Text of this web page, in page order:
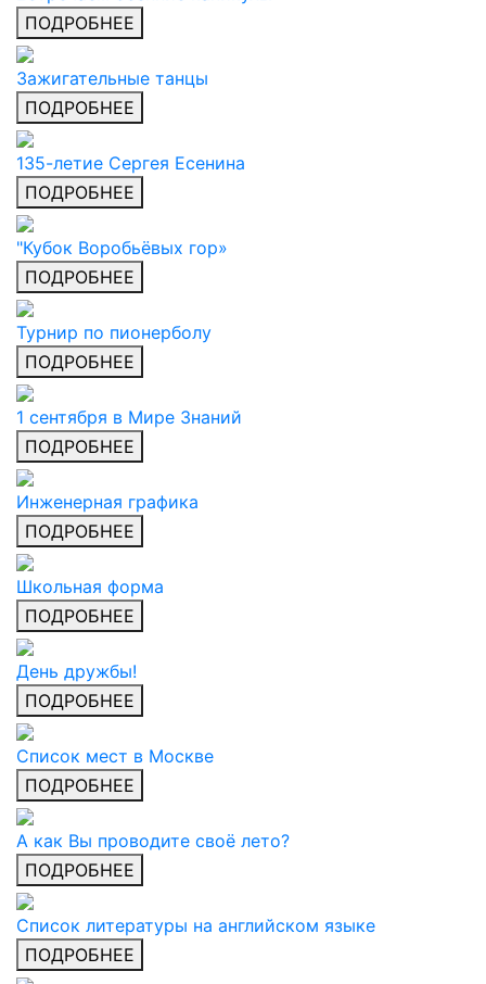
ПОДРОБНЕЕ
Зажигательные танцы
ПОДРОБНЕЕ
135-летие Сергея Есенина
ПОДРОБНЕЕ
"Кубок Воробьёвых гор»
ПОДРОБНЕЕ
Турнир по пионерболу
ПОДРОБНЕЕ
1 сентября в Мире Знаний
ПОДРОБНЕЕ
Инженерная графика
ПОДРОБНЕЕ
Школьная форма
ПОДРОБНЕЕ
День дружбы!
ПОДРОБНЕЕ
Список мест в Москве
ПОДРОБНЕЕ
А как Вы проводите своё лето?
ПОДРОБНЕЕ
Список литературы на английском языке
ПОДРОБНЕЕ